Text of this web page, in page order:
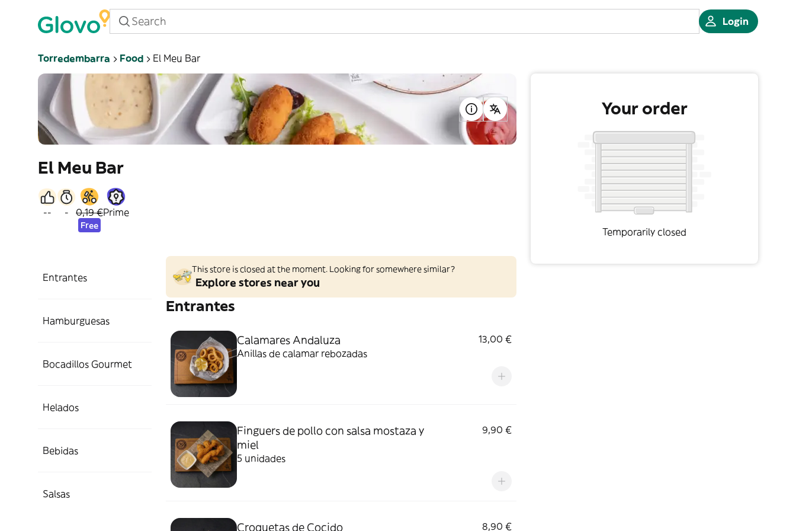
Login
Torredembarra Food El Meu Bar
El Meu Bar
-- - 0,19 €
Free
Prime
Entrantes
Hamburguesas
Bocadillos Gourmet
Helados
Bebidas
Salsas
This store is closed at the moment. Looking for somewhere similar?
Explore stores near you
Entrantes
Calamares Andaluza
13,00 €
Anillas de calamar rebozadas
Finguers de pollo con salsa mostaza y
miel
9,90 €
5 unidades
Croquetas de Cocido 8,90 €
Your order
Temporarily closed